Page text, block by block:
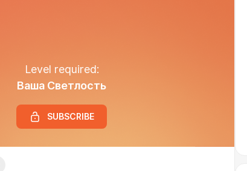
Level required:
Ваша Светлость
SUBSCRIBE